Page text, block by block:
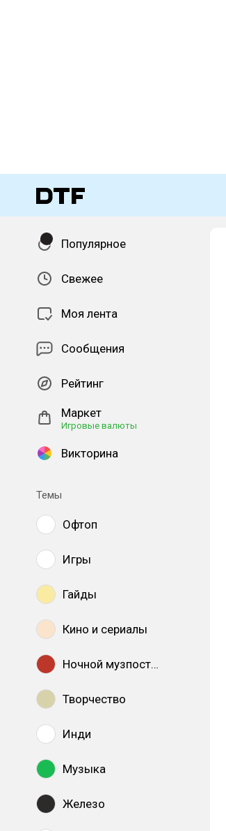
Популярное
Свежее
Моя лента
Сообщения
Рейтинг
Маркет
Игровые валюты
Викторина
Темы
Офтоп
Игры
Гайды
Кино и сериалы
Ночной музпостинг
Творчество
Инди
Музыка
Железо